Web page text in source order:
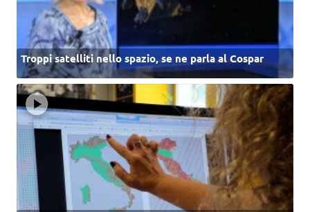
Troppi satelliti nello spazio, se ne parla al Cospar